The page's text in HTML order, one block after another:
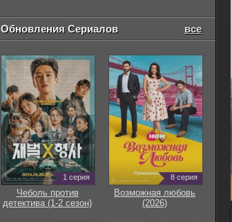
Обновления Сериалов все
1 серия
Чеболь против
детектива (1-2 сезон)
8 серия
Возможная любовь
(2026)